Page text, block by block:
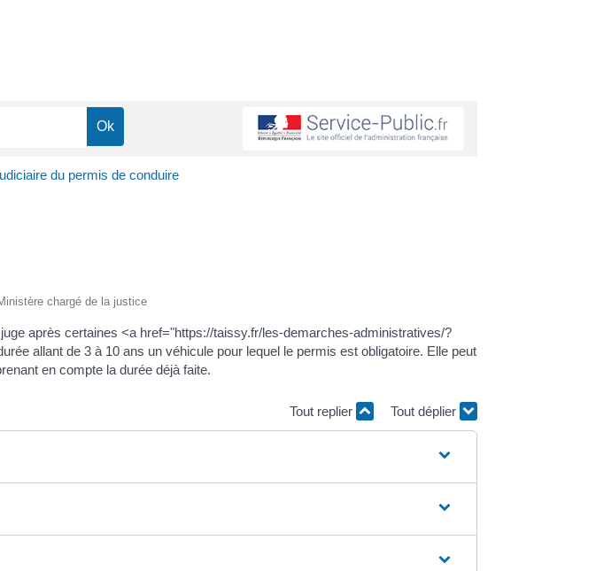
du permis de conduire
chargé de la justice
après certaines <a href="https://taissy.fr/les-demarches-administratives/?
allant de 3 à 10 ans un véhicule pour lequel le permis est obligatoire. Elle peut
en compte la durée déjà faite.
Tout replier Tout déplier